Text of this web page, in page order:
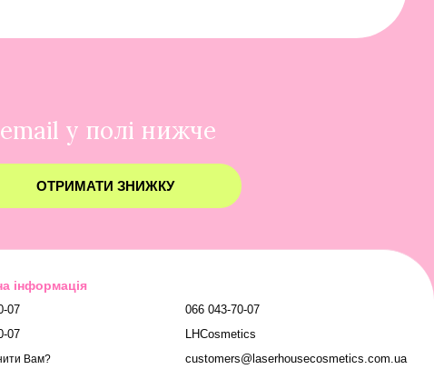
у полі нижче
ОТРИМАТИ ЗНИЖКУ
інформація
07
07
Вам?
066 043-70-07
LHCosmetics
customers@laserhousecosmetics.com.ua